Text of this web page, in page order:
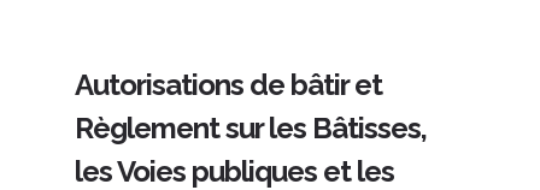
Autorisations de bâtir et
Règlement sur les Bâtisses,
les Voies publiques et les